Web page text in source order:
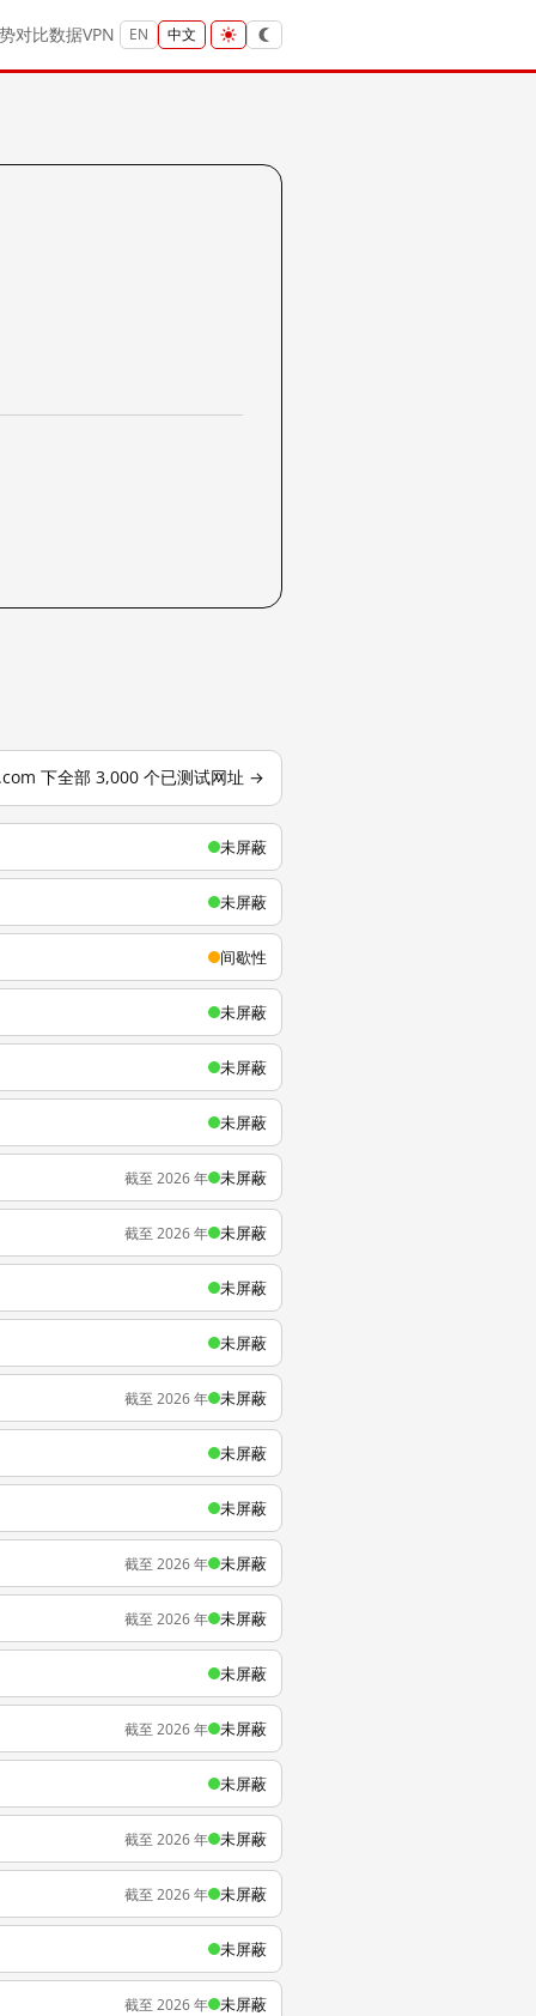
对比数据VPN EN 中文
下全部 3,000 个已测试网址 →
未屏蔽
未屏蔽
间歇性
未屏蔽
未屏蔽
未屏蔽
截至 2026 年 未屏蔽
截至 2026 年 未屏蔽
未屏蔽
未屏蔽
截至 2026 年 未屏蔽
未屏蔽
未屏蔽
截至 2026 年 未屏蔽
截至 2026 年 未屏蔽
未屏蔽
截至 2026 年 未屏蔽
未屏蔽
截至 2026 年 未屏蔽
截至 2026 年 未屏蔽
未屏蔽
截至 2026 年 未屏蔽